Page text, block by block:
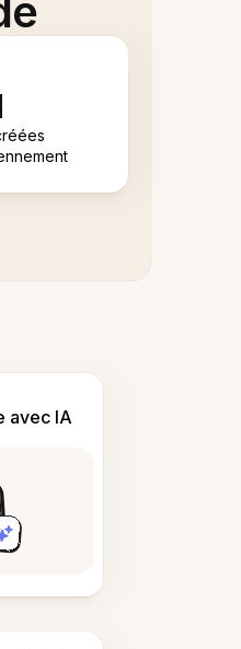
avec IA